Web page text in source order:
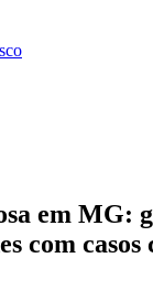
em MG:
com